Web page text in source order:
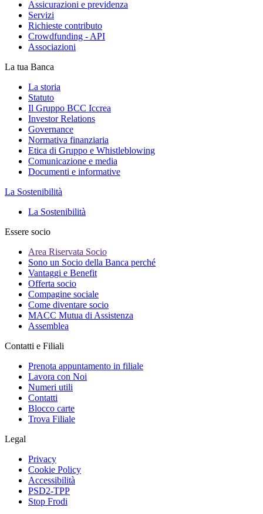
Assicurazioni e previdenza
Servizi
Richieste contributo
Crowdfunding - API
Associazioni
La tua Banca
La storia
Statuto
Il Gruppo BCC Iccrea
Investor Relations
Governance
Normativa finanziaria
Etica di Gruppo e Whistleblowing
Comunicazione e media
Documenti e informative
La Sostenibilità
La Sostenibilità
Essere socio
Area Riservata Socio
Sono un Socio della Banca perché
Vantaggi e Benefit
Offerta socio
Compagine sociale
Come diventare socio
MACC Mutua di Assistenza
Assemblea
Contatti e Filiali
Prenota appuntamento in filiale
Lavora con Noi
Numeri utili
Contatti
Blocco carte
Trova Filiale
Legal
Privacy
Cookie Policy
Accessibilità
PSD2-TPP
Stop Frodi